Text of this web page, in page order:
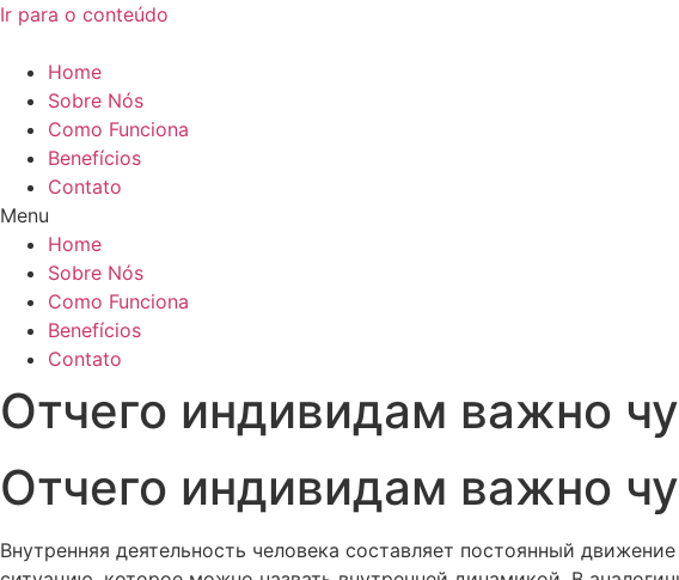
Ir para o conteúdo
Home
Sobre Nós
Como Funciona
Benefícios
Contato
Menu
Home
Sobre Nós
Como Funciona
Benefícios
Contato
Отчего индивидам важно
Отчего индивидам важно
Внутренняя деятельность человека составляет постоянный